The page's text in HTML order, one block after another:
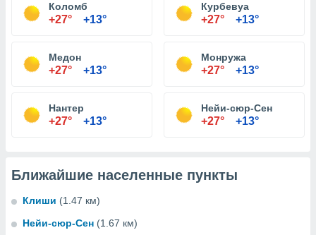
Коломб
+27° +13°
Курбевуа
+27° +13°
Медон
+27° +13°
Монружа
+27° +13°
Нантер
+27° +13°
Нейи-сюр-Сен
+27° +13°
Ближайшие населенные пункты
Клиши (1.47 км)
Нейи-сюр-Сен (1.67 км)